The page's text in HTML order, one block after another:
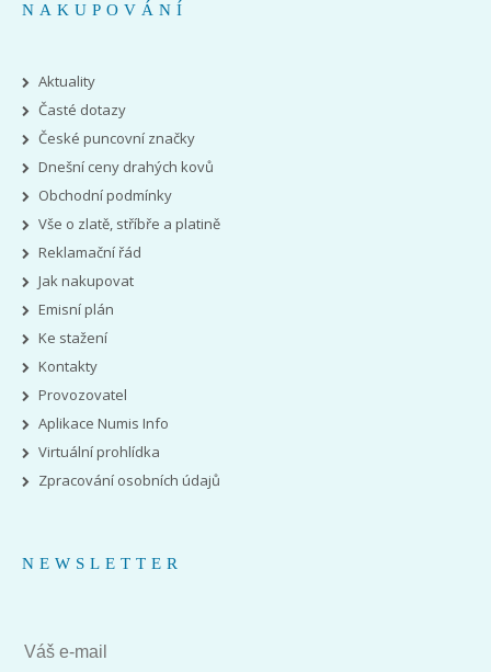
NAKUPOVÁNÍ
Aktuality
Časté dotazy
České puncovní značky
Dnešní ceny drahých kovů
Obchodní podmínky
Vše o zlatě, stříbře a platině
Reklamační řád
Jak nakupovat
Emisní plán
Ke stažení
Kontakty
Provozovatel
Aplikace Numis Info
Virtuální prohlídka
Zpracování osobních údajů
NEWSLETTER